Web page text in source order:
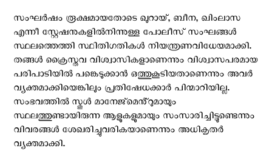
സംഘർഷം രൂക്ഷമായതോടെ ഖുറായ്, ബീന, ഖിംലാസ
എന്നീ സ്റ്റേഷനുകളിൽനിന്നുള്ള പോലീസ് സംഘങ്ങൾ
സ്ഥലത്തെത്തി സ്ഥിതിഗതികൾ നിയന്ത്രണവിധേയമാക്കി.
തങ്ങൾ ക്രൈസ്തവ വിശ്വാസികളാണെന്നും വിശ്വാസപരമായ
പരിപാടിയിൽ പങ്കെടുക്കാൻ ഒത്തുകൂടിയതാണെന്നും അവർ
വ്യക്തമാക്കിയെങ്കിലും പ്രതിഷേധക്കാർ പിന്മാറിയില്ല.
സംഭവത്തിൽ സ്കൂൾ മാനേജ്‌മെൻ്റുമായും
സ്ഥലത്തുണ്ടായിരുന്ന ആളുകളുമായും സംസാരിച്ചിട്ടുണ്ടെന്നും
വിവരങ്ങൾ ശേഖരിച്ചുവരികയാണെന്നും അധികൃതര്‍
വ്യക്തമാക്കി.